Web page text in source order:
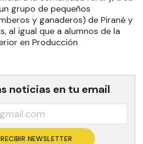
grupo de pequeños
y ganaderos) de Pirané y
al igual que a alumnos de la
en Producción
noticias en tu email
RECIBIR NEWSLETTER